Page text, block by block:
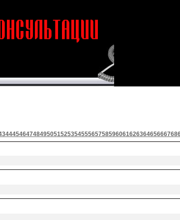
44454647484950515253545556575859606162636465666768